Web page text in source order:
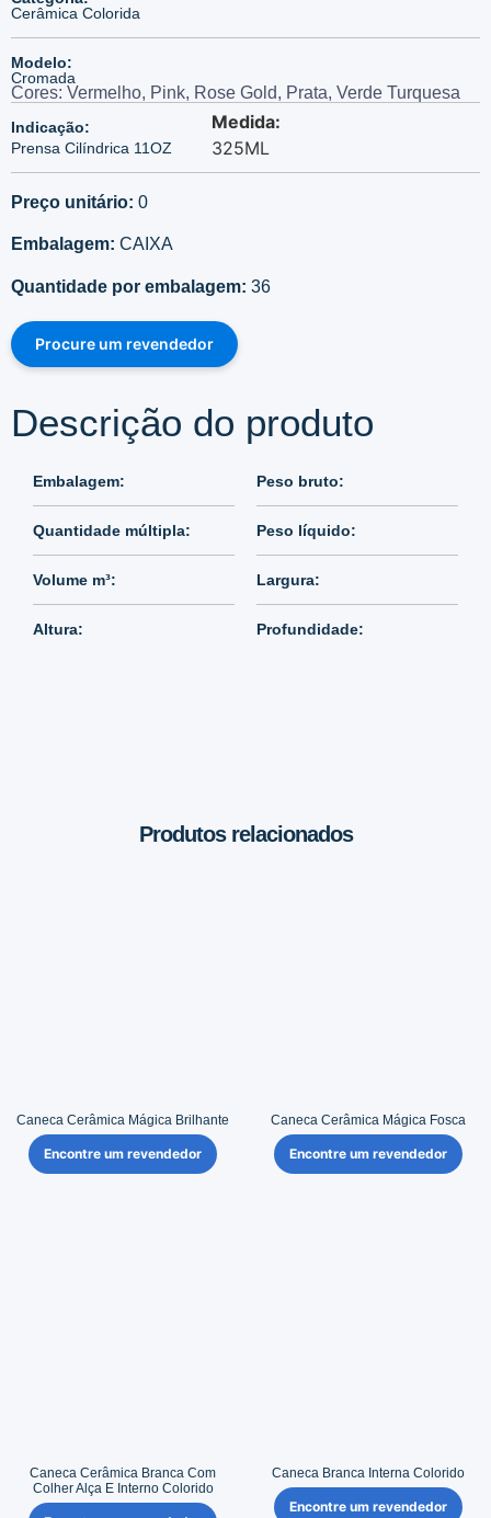
Cerâmica Colorida
Modelo:
Cromada
Indicação:
Prensa Cilíndrica 11OZ
Medida:
325ML
Cores: Vermelho, Pink, Rose Gold, Prata, Verde Turquesa
Preço unitário: 0
Embalagem: CAIXA
Quantidade por embalagem: 36
Procure um revendedor
Descrição do produto
Embalagem:
Quantidade múltipla:
Volume m³:
Altura:
Peso bruto:
Peso líquido:
Largura:
Profundidade:
Produtos relacionados
Caneca Cerâmica Mágica Brilhante
Encontre um revendedor
Caneca Cerâmica Mágica Fosca
Encontre um revendedor
Caneca Cerâmica Branca Com
Colher Alça E Interno Colorido
Caneca Branca Interna Colorido
Encontre um revendedor